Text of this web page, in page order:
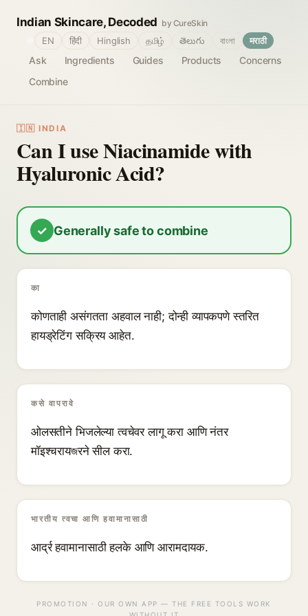
Indian Skincare, Decoded by CureSkin
Ask Ingredients Guides Products
Concerns
Combine
EN हिंदी Hinglish தமிழ் తెలుగు বাংলা मराठी
🇮🇳 INDIA
Can I use Niacinamide with
Hyaluronic Acid?
✓ Generally safe to combine
का
कोणताही असंगतता अहवाल नाही; दोन्ही व्यापकपणे स्तरित
हायड्रेटिंग सक्रिय आहेत.
कसे वापरावे
ओलसतीने भिजलेल्या त्वचेवर लागू करा आणि नंतर
मॉइश्चरायজरने सील करा.
भारतीय त्वचा आणि हवामानासाठी
आर्द्र हवामानासाठी हलके आणि आरामदायक.
PROMOTION · OUR OWN APP — THE FREE TOOLS WORK